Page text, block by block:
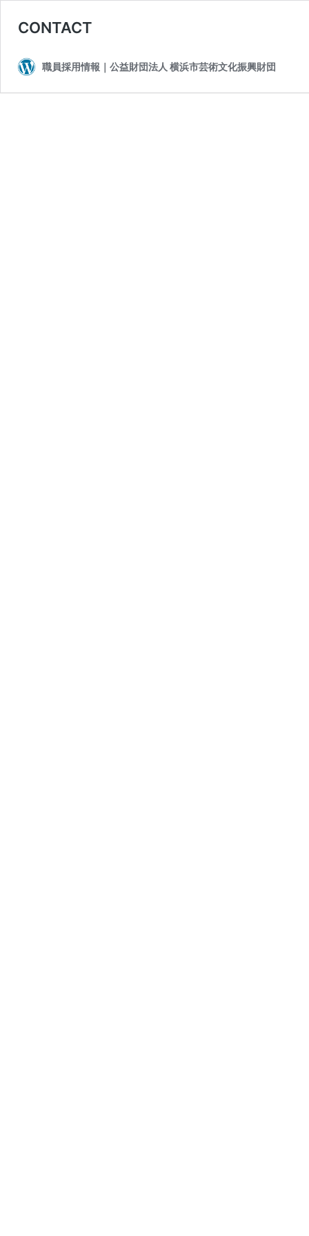
CONTACT
職員採用情報｜公益財団法人 横浜市芸術文化振興財団